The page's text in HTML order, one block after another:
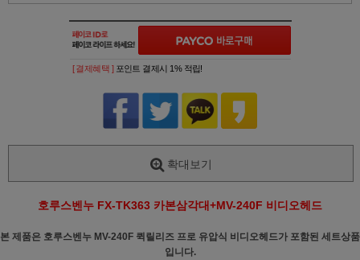
[ 결제혜택 ] 포인트 결제시 1% 적립!
확대보기
호루스벤누 FX-TK363 카본삼각대+MV-240F 비디오헤드
본 제품은 호루스벤누 MV-240F 퀵릴리즈 프로 유압식 비디오헤드가 포함된 세트상품
입니다.